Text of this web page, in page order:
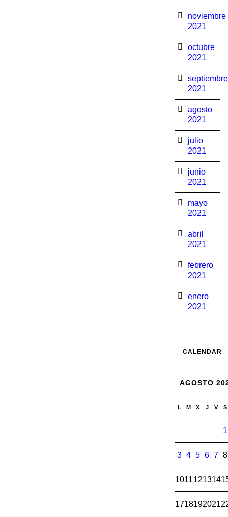
noviembre
2021
octubre
2021
septiembre
2021
agosto
2021
julio
2021
junio
2021
mayo
2021
abril
2021
febrero
2021
enero
2021
CALENDAR
AGOSTO
L M X J V S
1
3 4 5 6 7 8
1011121314
1718192021